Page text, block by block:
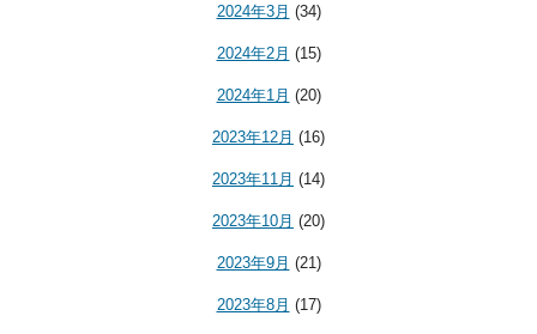
2024年3月 (34)
2024年2月 (15)
2024年1月 (20)
2023年12月 (16)
2023年11月 (14)
2023年10月 (20)
2023年9月 (21)
2023年8月 (17)